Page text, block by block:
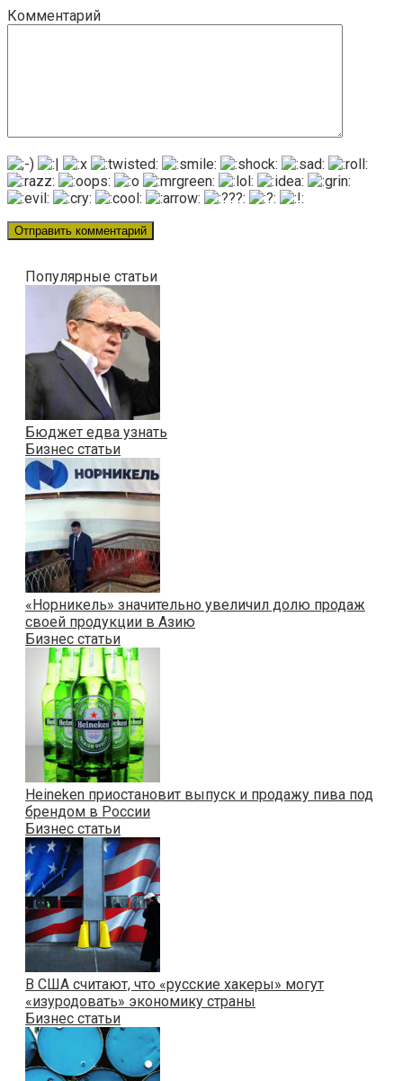
Комментарий
Популярные статьи
Бюджет едва узнать
Бизнес статьи
«Норникель» значительно увеличил долю продаж
своей продукции в Азию
Бизнес статьи
Heineken приостановит выпуск и продажу пива под
брендом в России
Бизнес статьи
В США считают, что «русские хакеры» могут
«изуродовать» экономику страны
Бизнес статьи